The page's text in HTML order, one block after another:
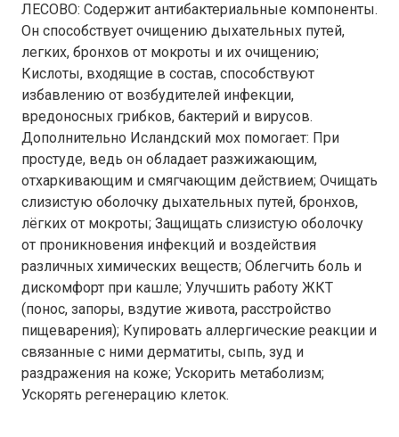
ЛЕСОВО: Содержит антибактериальные компоненты.
Он способствует очищению дыхательных путей,
легких, бронхов от мокроты и их очищению;
Кислоты, входящие в состав, способствуют
избавлению от возбудителей инфекции,
вредоносных грибков, бактерий и вирусов.
Дополнительно Исландский мох помогает: При
простуде, ведь он обладает разжижающим,
отхаркивающим и смягчающим действием; Очищать
слизистую оболочку дыхательных путей, бронхов,
лёгких от мокроты; Защищать слизистую оболочку
от проникновения инфекций и воздействия
различных химических веществ; Облегчить боль и
дискомфорт при кашле; Улучшить работу ЖКТ
(понос, запоры, вздутие живота, расстройство
пищеварения); Купировать аллергические реакции и
связанные с ними дерматиты, сыпь, зуд и
раздражения на коже; Ускорить метаболизм;
Ускорять регенерацию клеток.